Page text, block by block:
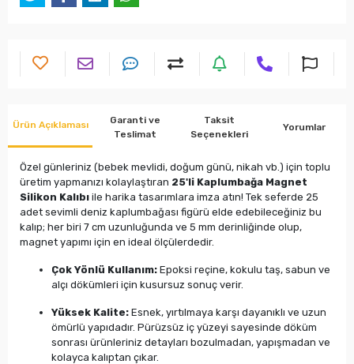
Ürün Açıklaması
Garanti ve
Teslimat
Taksit
Seçenekleri
Yorumlar
Özel günleriniz (bebek mevlidi, doğum günü, nikah vb.) için toplu
üretim yapmanızı kolaylaştıran 25'li Kaplumbağa Magnet
Silikon Kalıbı ile harika tasarımlara imza atın! Tek seferde 25
adet sevimli deniz kaplumbağası figürü elde edebileceğiniz bu
kalıp; her biri 7 cm uzunluğunda ve 5 mm derinliğinde olup,
magnet yapımı için en ideal ölçülerdedir.
Çok Yönlü Kullanım: Epoksi reçine, kokulu taş, sabun ve
alçı dökümleri için kusursuz sonuç verir.
Yüksek Kalite: Esnek, yırtılmaya karşı dayanıklı ve uzun
ömürlü yapıdadır. Pürüzsüz iç yüzeyi sayesinde döküm
sonrası ürünleriniz detayları bozulmadan, yapışmadan ve
kolayca kalıptan çıkar.